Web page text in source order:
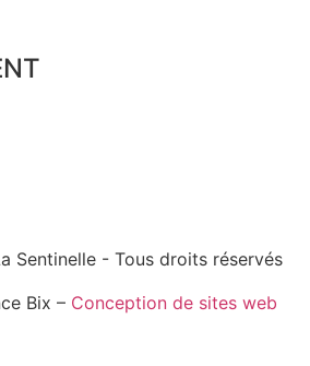
Sentinelle - Tous droits réservés
Bix – Conception de sites web